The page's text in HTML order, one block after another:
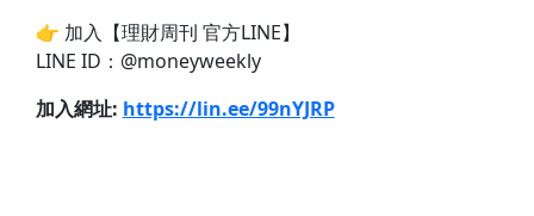
👉 加入【理財周刊 官方LINE】
LINE ID：@moneyweekly
加入網址: https://lin.ee/99nYJRP